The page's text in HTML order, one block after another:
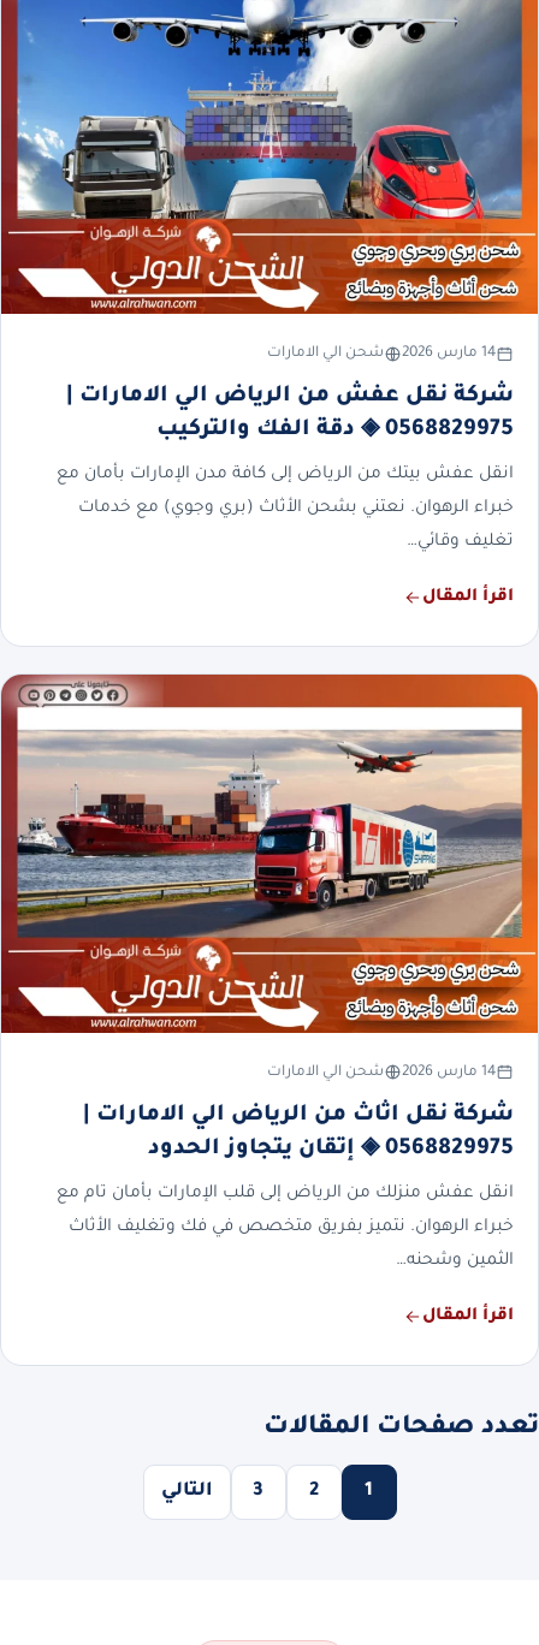
14 مارس 2026 شحن الي الامارات
شركة نقل عفش من الرياض الي الامارات |
0568829975 ◈ دقة الفك والتركيب
انقل عفش بيتك من الرياض إلى كافة مدن الإمارات بأمان مع
خبراء الرهوان. نعتني بشحن الأثاث (بري وجوي) مع خدمات
تغليف وقائي…
اقرأ المقال
14 مارس 2026 شحن الي الامارات
شركة نقل اثاث من الرياض الي الامارات |
0568829975 ◈ إتقان يتجاوز الحدود
انقل عفش منزلك من الرياض إلى قلب الإمارات بأمان تام مع
خبراء الرهوان. نتميز بفريق متخصص في فك وتغليف الأثاث
الثمين وشحنه…
اقرأ المقال
تعدد صفحات المقالات
1
2
3 التالي